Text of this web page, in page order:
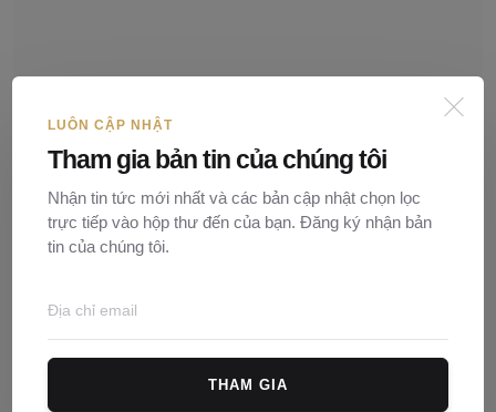
Đề xuất rút gọn thủ tục, quy trình trở thành luật sư
Nguyễn Ngọc 08/06/2026 0 8
LUÔN CẬP NHẬT
Tham gia bản tin của chúng tôi
Nhận tin tức mới nhất và các bản cập nhật chọn lọc
trực tiếp vào hộp thư đến của bạn. Đăng ký nhận bản
tin của chúng tôi.
THAM GIA